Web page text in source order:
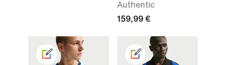
Authentic
159,99 €